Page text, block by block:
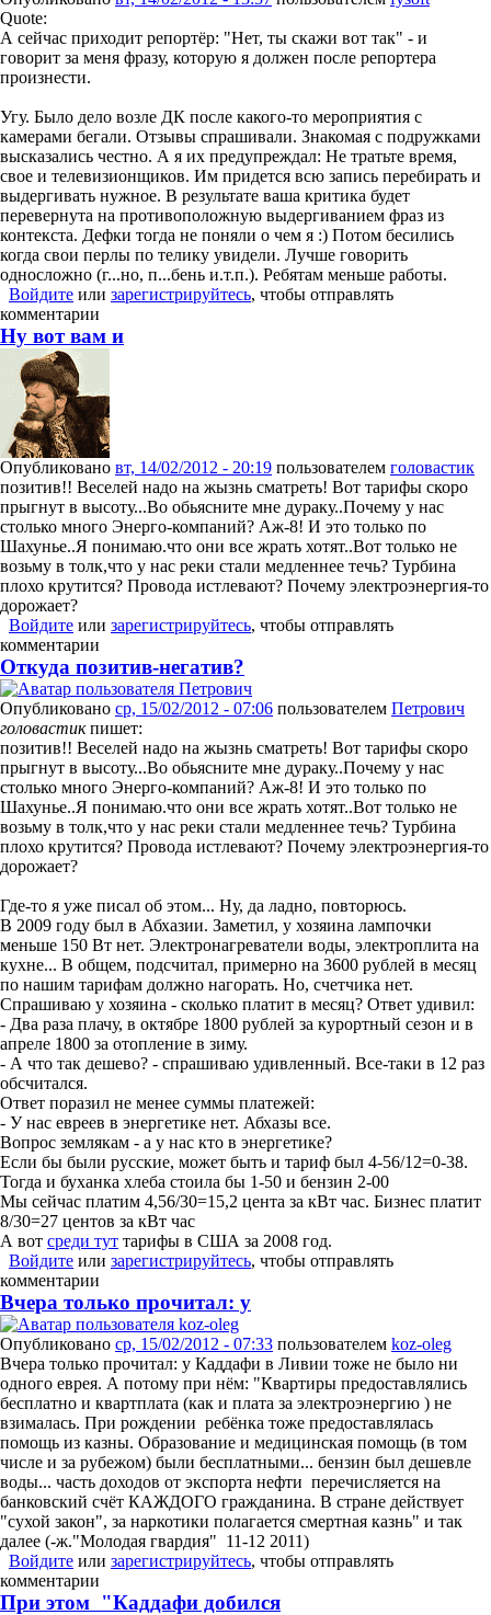
Quote:
А сейчас приходит репортёр: "Нет, ты скажи вот так" - и
говорит за меня фразу, которую я должен после репортера
произнести.
Угу. Было дело возле ДК после какого-то мероприятия с
камерами бегали. Отзывы спрашивали. Знакомая с подружками
высказались честно. А я их предупреждал: Не тратьте время,
свое и телевизионщиков. Им придется всю запись перебирать и
выдергивать нужное. В результате ваша критика будет
перевернута на противоположную выдергиванием фраз из
контекста. Дефки тогда не поняли о чем я :) Потом бесились
когда свои перлы по телику увидели. Лучше говорить
односложно (г...но, п...бень и.т.п.). Ребятам меньше работы.
Войдите или зарегистрируйтесь, чтобы отправлять
комментарии
Ну вот вам и
Опубликовано вт, 14/02/2012 - 20:19 пользователем головастик
позитив!! Веселей надо на жызнь сматреть! Вот тарифы скоро
прыгнут в высоту...Во обьясните мне дураку..Почему у нас
столько много Энерго-компаний? Аж-8! И это только по
Шахунье..Я понимаю.что они все жрать хотят..Вот только не
возьму в толк,что у нас реки стали медленнее течь? Турбина
плохо крутится? Провода истлевают? Почему электроэнергия-то
дорожает?
Войдите или зарегистрируйтесь, чтобы отправлять
комментарии
Откуда позитив-негатив?
Опубликовано ср, 15/02/2012 - 07:06 пользователем Петрович
головастикпишет:
позитив!! Веселей надо на жызнь сматреть! Вот тарифы скоро
прыгнут в высоту...Во обьясните мне дураку..Почему у нас
столько много Энерго-компаний? Аж-8! И это только по
Шахунье..Я понимаю.что они все жрать хотят..Вот только не
возьму в толк,что у нас реки стали медленнее течь? Турбина
плохо крутится? Провода истлевают? Почему электроэнергия-то
дорожает?
Где-то я уже писал об этом... Ну, да ладно, повторюсь.
В 2009 году был в Абхазии. Заметил, у хозяина лампочки
меньше 150 Вт нет. Электронагреватели воды, электроплита на
кухне... В общем, подсчитал, примерно на 3600 рублей в месяц
по нашим тарифам должно нагорать. Но, счетчика нет.
Спрашиваю у хозяина - сколько платит в месяц? Ответ удивил:
- Два раза плачу, в октябре 1800 рублей за курортный сезон и в
апреле 1800 за отопление в зиму.
- А что так дешево? - спрашиваю удивленный. Все-таки в 12 раз
обсчитался.
Ответ поразил не менее суммы платежей:
- У нас евреев в энергетике нет. Абхазы все.
Вопрос землякам - а у нас кто в энергетике?
Если бы были русские, может быть и тариф был 4-56/12=0-38.
Тогда и буханка хлеба стоила бы 1-50 и бензин 2-00
Мы сейчас платим 4,56/30=15,2 цента за кВт час. Бизнес платит
8/30=27 центов за кВт час
А вот среди тут тарифы в США за 2008 год.
Войдите или зарегистрируйтесь, чтобы отправлять
комментарии
Вчера только прочитал: у
Опубликовано ср, 15/02/2012 - 07:33 пользователем koz-oleg
Вчера только прочитал: у Каддафи в Ливии тоже не было ни
одного еврея. А потому при нём: "Квартиры предоставлялись
бесплатно и квартплата (как и плата за электроэнергию ) не
взималась. При рождении ребёнка тоже предоставлялась
помощь из казны. Образование и медицинская помощь (в том
числе и за рубежом) были бесплатными... бензин был дешевле
воды... часть доходов от экспорта нефти перечисляется на
банковский счёт КАЖДОГО гражданина. В стране действует
"сухой закон", за наркотики полагается смертная казнь" и так
далее (-ж."Молодая гвардия" 11-12 2011)
Войдите или зарегистрируйтесь, чтобы отправлять
комментарии
При этом "Каддафи добился